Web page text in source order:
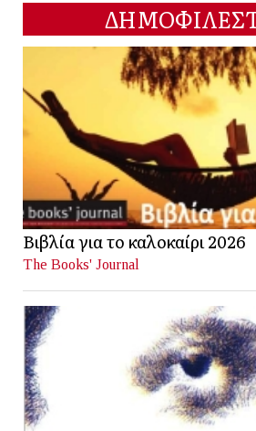
Βιβλία για το καλοκαίρι 2026
The Books' Journal